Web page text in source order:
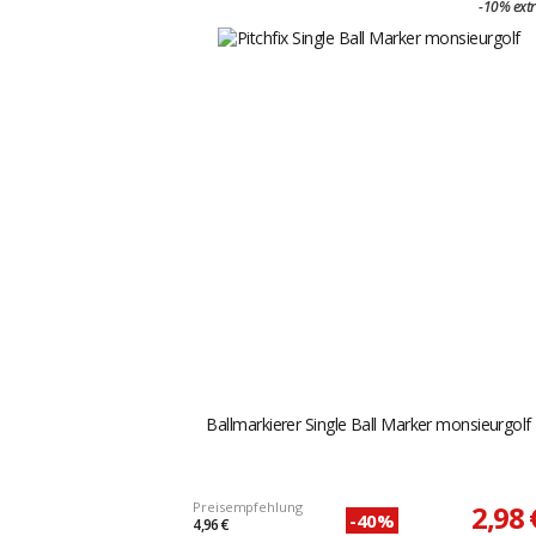
-10%
Ballmarkierer Single Ball Marker monsieurgolf
Preisempfehlung
4,96 € -40% 2,98